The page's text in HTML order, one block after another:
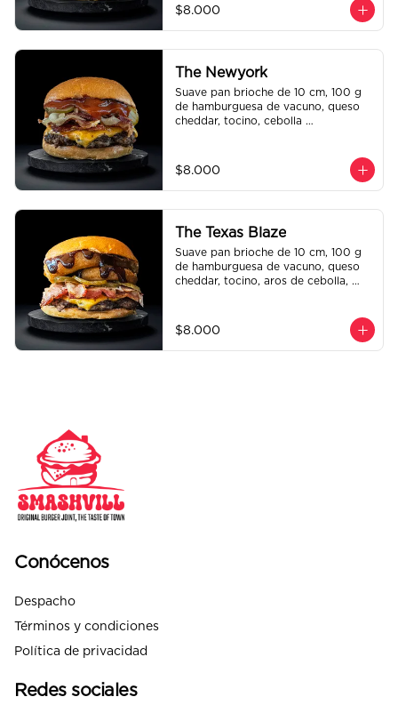
$8.000
The Newyork
Suave pan brioche de 10 cm, 100 g
de hamburguesa de vacuno, queso
cheddar, tocino, cebolla
$8.000
The Texas Blaze
Suave pan brioche de 10 cm, 100 g
de hamburguesa de vacuno, queso
cheddar, tocino, aros de cebolla,
$8.000
Conócenos
Despacho
Términos y condiciones
Política de privacidad
Redes sociales